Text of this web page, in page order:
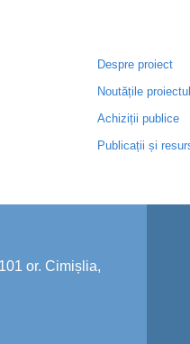
Despre proiect
Noutățile
Achiziții publice
Publicații și
or. Cimișlia,